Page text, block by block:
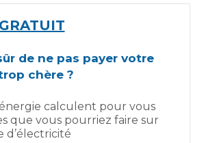
de ne pas payer votre
chère ?
calculent pour vous
que vous pourriez faire sur
d’électricité